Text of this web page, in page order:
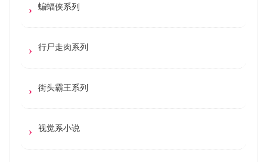
蝙蝠侠系列
行尸走肉系列
街头霸王系列
视觉系小说